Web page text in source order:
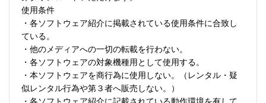
使用条件
・各ソフトウェア紹介に掲載されている使用条件に合致し
ている。
・他のメディアへの一切の転載を行わない。
・各ソフトウェアの対象機種用として使用する。
・本ソフトウェアを商行為に使用しない。（レンタル・疑
似レンタル行為や第３者へ販売しない。）